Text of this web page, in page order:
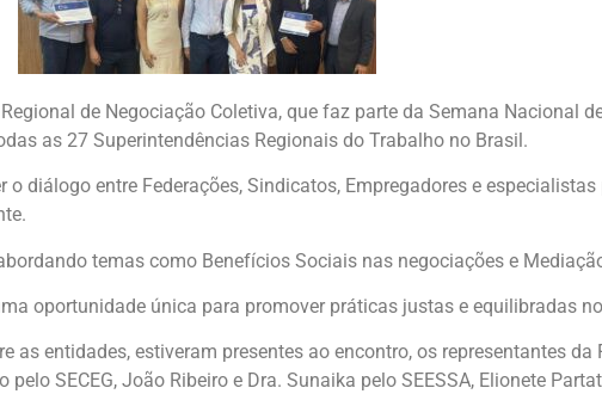
de Negociação Coletiva, que faz parte da Semana Nacional
as 27 Superintendências Regionais do Trabalho no Brasil.
diálogo entre Federações, Sindicatos, Empregadores e
temas como Benefícios Sociais nas negociações e
oportunidade única para promover práticas justas e equilibradas
entidades, estiveram presentes ao encontro, os representantes da
SECEG, João Ribeiro e Dra. Sunaika pelo SEESSA, Elionete